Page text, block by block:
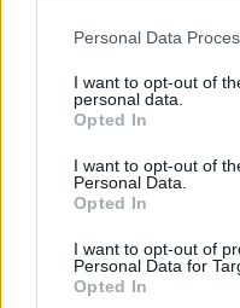
Personal Data
I want to opt-out of
personal data.
Opted In
I want to opt-out of
Personal Data.
Opted In
I want to opt-out of
Personal Data for
Opted In
Cukinijų blynai su
Reikės:
dviejų vidutinio
druskos